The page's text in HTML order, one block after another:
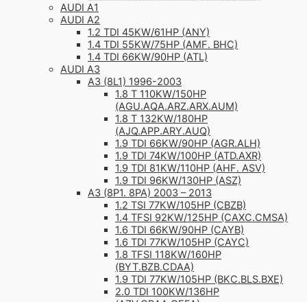
AUDI A1
AUDI A2
1.2 TDI 45KW/61HP (ANY)
1.4 TDI 55KW/75HP (AMF. BHC)
1.4 TDI 66KW/90HP (ATL)
AUDI A3
A3 (8L1) 1996-2003
1.8 T 110KW/150HP
(AGU.AQA.ARZ.ARX.AUM)
1.8 T 132KW/180HP
(AJQ.APP.ARY.AUQ)
1.9 TDI 66KW/90HP (AGR.ALH)
1.9 TDI 74KW/100HP (ATD.AXR)
1.9 TDI 81KW/110HP (AHF. ASV)
1.9 TDI 96KW/130HP (ASZ)
A3 (8P1. 8PA) 2003 – 2013
1.2 TSI 77KW/105HP (CBZB)
1.4 TFSI 92KW/125HP (CAXC.CMSA)
1.6 TDI 66KW/90HP (CAYB)
1.6 TDI 77KW/105HP (CAYC)
1.8 TFSI 118KW/160HP
(BYT.BZB.CDAA)
1.9 TDI 77KW/105HP (BKC.BLS.BXE)
2.0 TDI 100KW/136HP